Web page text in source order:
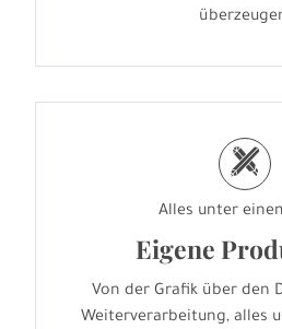
h
Alles unter
Eigene
Von der Grafik über den
Weiterverarbeitung, alles